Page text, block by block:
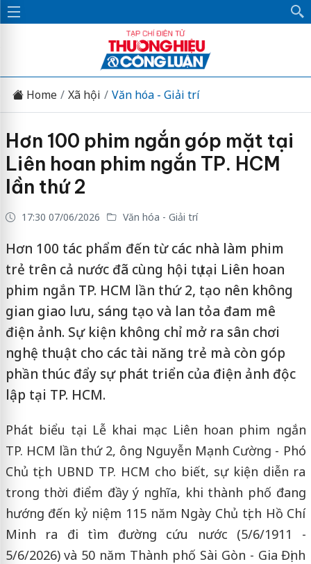
Home Xã hội Văn hóa - Giải trí
Hơn 100 phim ngắn góp mặt tại
Liên hoan phim ngắn TP. HCM
lần thứ 2
17:30 07/06/2026 Văn hóa - Giải trí
Hơn 100 tác phẩm đến từ các nhà làm phim
trẻ trên cả nước đã cùng hội tụ tại Liên hoan
phim ngắn TP. HCM lần thứ 2, tạo nên không
gian giao lưu, sáng tạo và lan tỏa đam mê
điện ảnh. Sự kiện không chỉ mở ra sân chơi
nghệ thuật cho các tài năng trẻ mà còn góp
phần thúc đẩy sự phát triển của điện ảnh độc
lập tại TP. HCM.
Phát biểu tại Lễ khai mạc Liên hoan phim ngắn
TP. HCM lần thứ 2, ông Nguyễn Mạnh Cường - Phó
Chủ tịch UBND TP. HCM cho biết, sự kiện diễn ra
trong thời điểm đầy ý nghĩa, khi thành phố đang
hướng đến kỷ niệm 115 năm Ngày Chủ tịch Hồ Chí
Minh ra đi tìm đường cứu nước (5/6/1911 -
5/6/2026) và 50 năm Thành phố Sài Gòn - Gia Định